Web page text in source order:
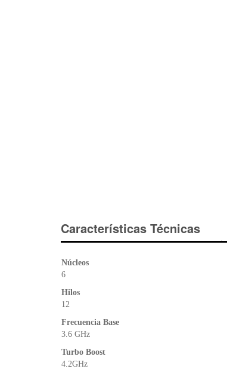
Características Técnicas
Núcleos
6
Hilos
12
Frecuencia Base
3.6 GHz
Turbo Boost
4.2GHz